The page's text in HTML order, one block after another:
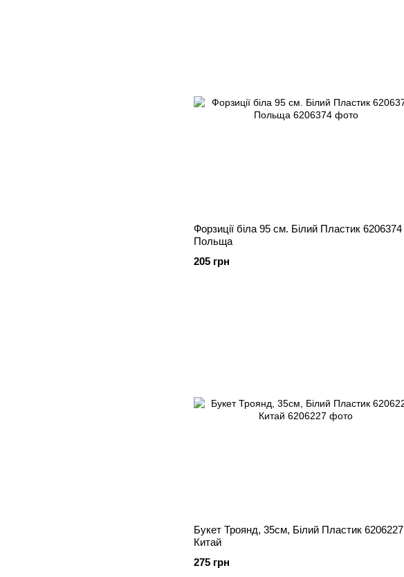
Форзиції біла 95 см. Білий Пластик 6206374
Польща
205 грн
Букет Троянд, 35см, Білий Пластик 6206227
Китай
275 грн